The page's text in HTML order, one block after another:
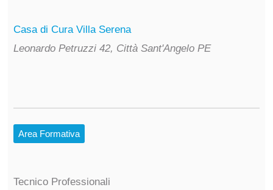
Casa di Cura Villa Serena
Leonardo Petruzzi 42, Città Sant'Angelo PE
Area Formativa
Tecnico Professionali